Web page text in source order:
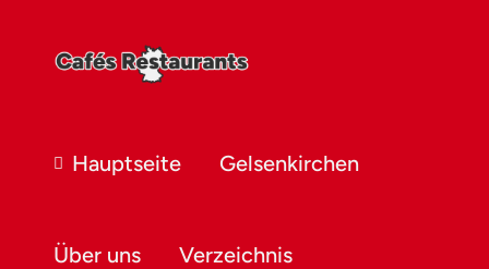
Hauptseite Gelsenkirchen
Über uns Verzeichnis